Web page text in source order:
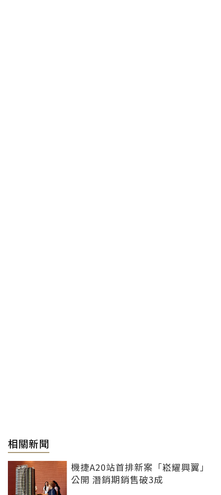
相關新聞
機捷A20站首排新案「崧耀興翼」
公開 潛銷期銷售破3成